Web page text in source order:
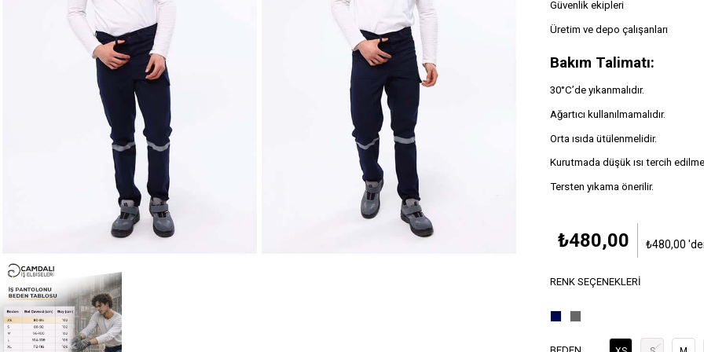
Güvenlik ekipleri
Üretim ve depo çalışanları
Bakım Talimatı:
30°C’de yıkanmalıdır.
Ağartıcı kullanılmamalıdır.
Orta ısıda ütülenmelidir.
Kurutmada düşük ısı tercih
Tersten yıkama önerilir.
₺480,00 ₺480,00
RENK SEÇENEKLERI